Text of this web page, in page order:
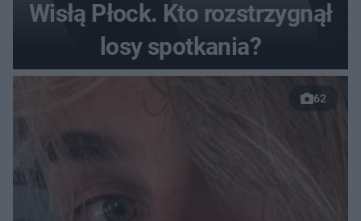
Wisłą Płock. Kto rozstrzygnął
losy spotkania?
62